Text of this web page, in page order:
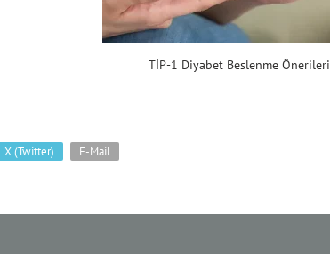
TİP-1 Diyabet Beslenme Önerileri
X (Twitter) E-Mail